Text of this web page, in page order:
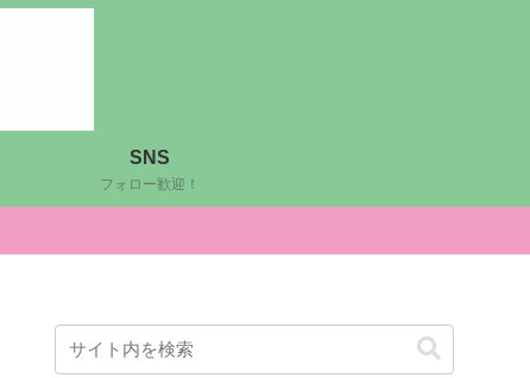
SNS
フォロー歓迎！